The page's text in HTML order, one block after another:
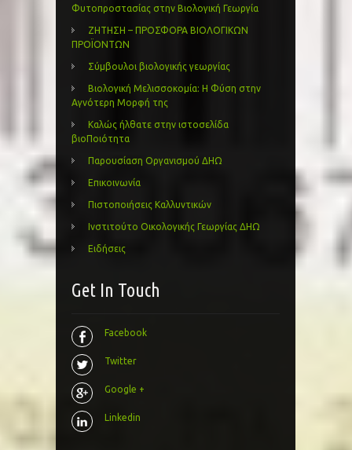
Φυτοπροστασίας στην Βιολογική Γεωργία
ΖΗΤΗΣΗ – ΠΡΟΣΦΟΡΑ ΒΙΟΛΟΓΙΚΩΝ
ΠΡΟΪΟΝΤΩΝ
Σύμβουλοι βιολογικής γεωργίας
Βιολογική Μελισσοκομία: Η Φύση στην
Αγνότερη Μορφή της
Καλώς ήλθατε στην ιστοσελίδα
βιοΠοιότητα
Παρουσίαση Οργανισμού ΔΗΩ
Επικοινωνία
Πιστοποιήσεις Καλλυντικών
Ινστιτούτο Οικολογικής Γεωργίας ΔΗΩ
Ειδήσεις
Get In Touch
Facebook
Twitter
Google +
Linkedin